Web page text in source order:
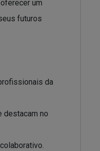
um
futuros
da
destacam no